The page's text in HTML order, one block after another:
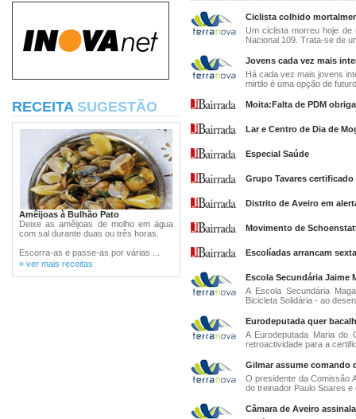
RECEITA SUGESTÃO
Amêijoas à Bulhão Pato
Deixe as amêijoas de molho em água
com sal durante duas ou três horas.
Escorra-as e passe-as por várias ...
» ver mais receitas
Ciclista colhido
Um ciclista morreu hoje
Nacional 109. Trata-se de
Jovens cada vez mais
Há cada vez mais jovens
mirtilo é uma opção de
Moita:Falta de PDM
Lar e Centro de Dia de
Especial Saúde
Grupo Tavares
Distrito de Aveiro em
Movimento de
Escolíadas arrancam
Escola Secundária Jaime
A Escola Secundária
Bicicleta Solidária - ao
Eurodeputada quer
A Eurodeputada Maria do
retroactividade para a
Gilmar assume comando
O presidente da Comissão
do treinador Paulo Soares
Câmara de Aveiro